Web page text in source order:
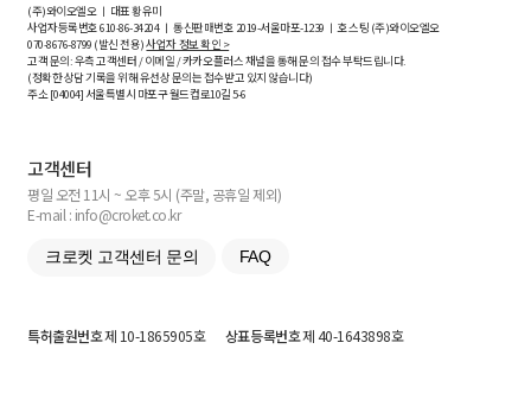
(주)와이오엘오 ㅣ 대표 황유미
사업자등록번호610-86-34204ㅣ 통신판매번호 2019-서울마포-1239 ㅣ 호스팅 (주)와이오엘오
070-8676-8799 (발신 전용)사업자 정보 확인 >
고객 문의: 우측 고객센터 / 이메일 / 카카오플러스 채널을 통해 문의 접수 부탁드립니다.
(정확한 상담 기록을 위해 유선상 문의는 접수받고 있지 않습니다)
주소 [04004] 서울특별시 마포구 월드컵로10길5-6
고객센터
평일 오전 11시 ~ 오후 5시 (주말, 공휴일 제외)
E-mail : info@croket.co.kr
크로켓 고객센터 문의 FAQ
특허출원번호제 10-1865905호 상표등록번호제 40-1643898호